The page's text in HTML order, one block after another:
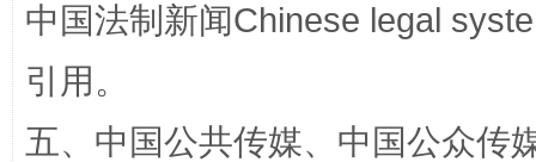
国家大学科技园优化重塑工作
中国法制新闻Chinese legal
引用。
五、中国公共传媒、中国公众传